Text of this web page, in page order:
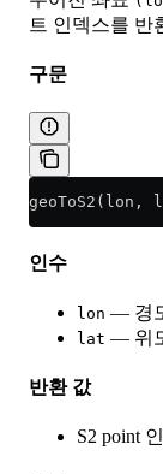
트 인덱스를 반
구문
geoToS2(lon,
인수
lon — 경
lat — 위
반환 값
S2 point